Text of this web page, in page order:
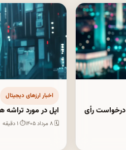
قانون درک با آزمون سنا روبرو می شود زیرا Bessent درخواست رأی
اخبار ارزهای دیجیتال
اپل در مورد تراشه های
🗓 ۸ مرداد ۱۴۰۵ ⏱ ۱ دقیقه